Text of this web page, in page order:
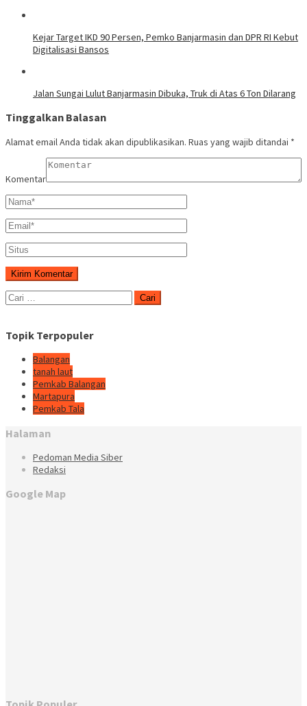
Kejar Target IKD 90 Persen, Pemko Banjarmasin dan DPR RI Kebut
Digitalisasi Bansos
Jalan Sungai Lulut Banjarmasin Dibuka, Truk di Atas 6 Ton Dilarang
Tinggalkan Balasan
Alamat email Anda tidak akan dipublikasikan. Ruas yang wajib ditandai *
Komentar
Cari
untuk:
Topik Terpopuler
Balangan
tanah laut
Pemkab Balangan
Martapura
Pemkab Tala
Halaman
Pedoman Media Siber
Redaksi
Google Map